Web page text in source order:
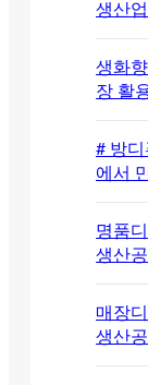
생산
생화
장 활
# 방디
에서
명품
생산
매장
생산